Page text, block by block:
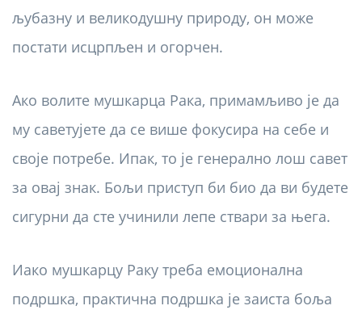
љубазну и великодушну природу, он може
постати исцрпљен и огорчен.
Ако волите мушкарца Рака, примамљиво је да
му саветујете да се више фокусира на себе и
своје потребе. Ипак, то је генерално лош савет
за овај знак. Бољи приступ би био да ви будете
сигурни да сте учинили лепе ствари за њега.
Иако мушкарцу Раку треба емоционална
подршка, практична подршка је заиста боља